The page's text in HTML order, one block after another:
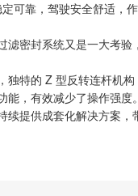
可靠，驾驶安全舒适，
滤密封系统又是一大考
特的 Z 型反转连杆机
能，有效减少了操作强度
续提供成套化解决方案，